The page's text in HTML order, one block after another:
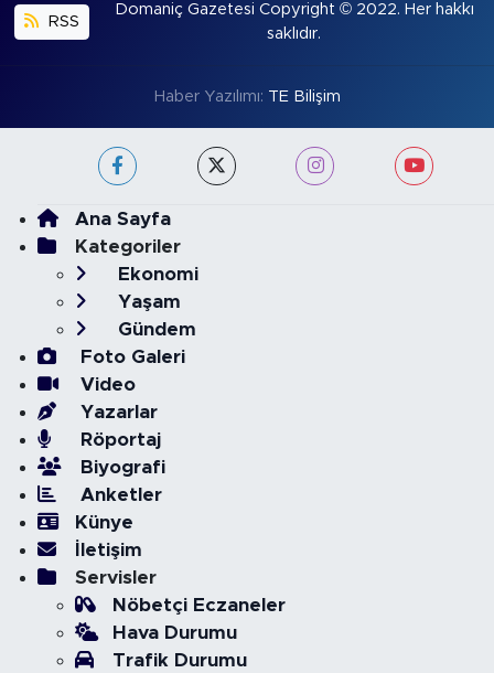
RSS
Domaniç Gazetesi Copyright © 2022. Her hakkı
saklıdır.
Haber Yazılımı: TE Bilişim
Ana Sayfa
Kategoriler
Ekonomi
Yaşam
Gündem
Foto Galeri
Video
Yazarlar
Röportaj
Biyografi
Anketler
Künye
İletişim
Servisler
Nöbetçi Eczaneler
Hava Durumu
Trafik Durumu